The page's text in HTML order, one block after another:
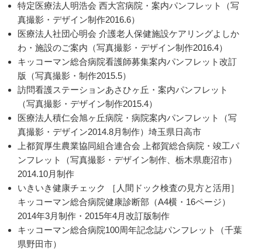
特定医療法人明浩会 西大宮病院・案内パンフレット（写
真撮影・デザイン制作2016.6）
医療法人社団心明会 介護老人保健施設ケアリングよしか
わ・施設のご案内（写真撮影・デザイン制作2016.4）
キッコーマン総合病院看護師募集案内パンフレット改訂
版（写真撮影・制作2015.5）
訪問看護ステーションあさひヶ丘・案内パンフレット
（写真撮影・デザイン制作2015.4）
医療法人積仁会旭ヶ丘病院・病院案内パンフレット（写
真撮影・デザイン2014.8月制作）埼玉県日高市
上都賀厚生農業協同組合連合会 上都賀総合病院・竣工パ
ンフレット（写真撮影・デザイン制作、栃木県鹿沼市）
2014.10月制作
いきいき健康チェック ［人間ドック検査の見方と活用］
キッコーマン総合病院健康診断部（A4横・16ページ）
2014年3月制作・2015年4月改訂版制作
キッコーマン総合病院100周年記念誌パンフレット（千葉
県野田市）